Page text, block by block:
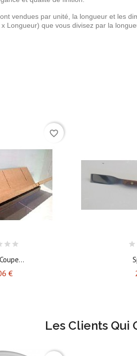
vendues par unité, la longueur et les
Longueur) que vous divisez par la
€Prix
favorite_border
Les Clients Qui